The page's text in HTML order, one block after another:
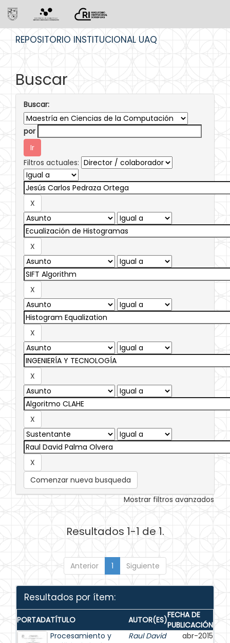
REPOSITORIO INSTITUCIONAL UAQ
Buscar
Buscar:
por
Filtros actuales:
Comenzar nueva busqueda
Mostrar filtros avanzados
Resultados 1-1 de 1.
Anterior 1 Siguiente
Resultados por ítem:
PORTADATÍTULO AUTOR(ES)FECHA DE
PUBLICACIÓN
Procesamiento y
Raul David
abr-2015